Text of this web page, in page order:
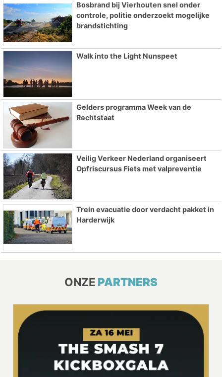
Bosbrand bij Vierhouten snel onder
controle, politie onderzoekt mogelijke
brandstichting
Walk into the Light Nunspeet
Gelders programma Week van de
Rechtstaat
Veilig Verkeer Nederland organiseert
Opfriscursus Fiets met valpreventie
Trein evacuatie door verdacht pakket in
Harderwijk
ONZE PARTNERS